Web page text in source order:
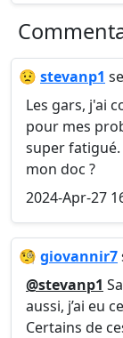
😟 stevanp1
Les gars, j'ai
pour mes
super
mon doc ?
2024-Apr-27
🧐 giovannir7
@stevanp1
aussi, j’ai eu
Certains de